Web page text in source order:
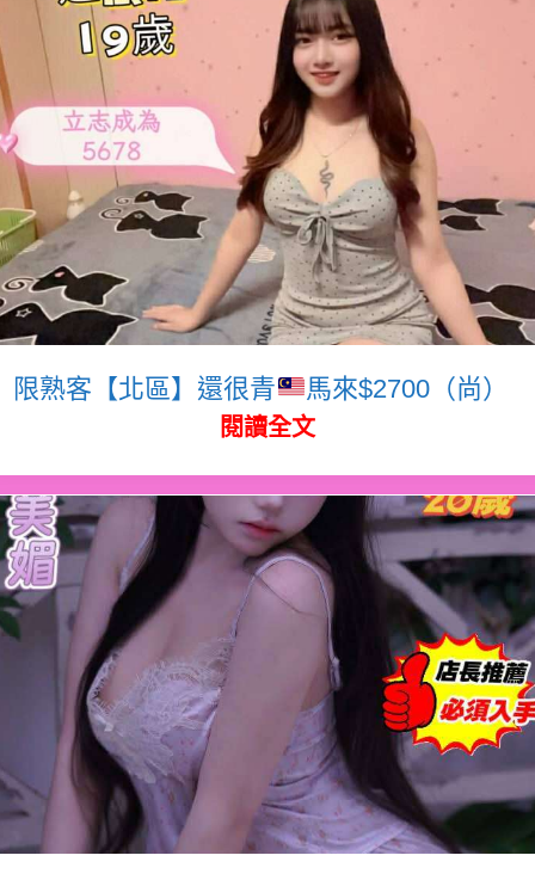
限熟客【北區】還很青 馬來$2700（尚）
閱讀全文